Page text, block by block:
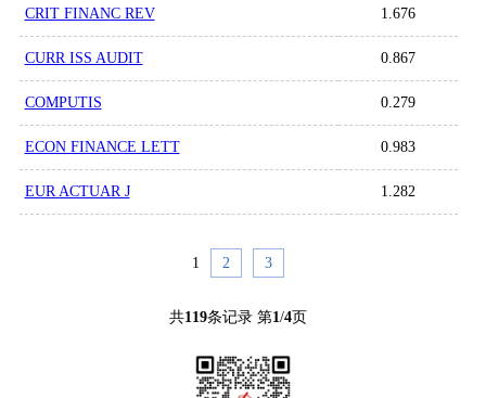
CRIT FINANC REV 1.676
CURR ISS AUDIT 0.867
COMPUTIS 0.279
ECON FINANCE LETT 0.983
EUR ACTUAR J 1.282
1 2 3
共119条记录 第1/4页